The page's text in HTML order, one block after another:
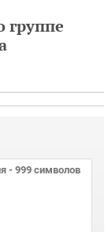
группе